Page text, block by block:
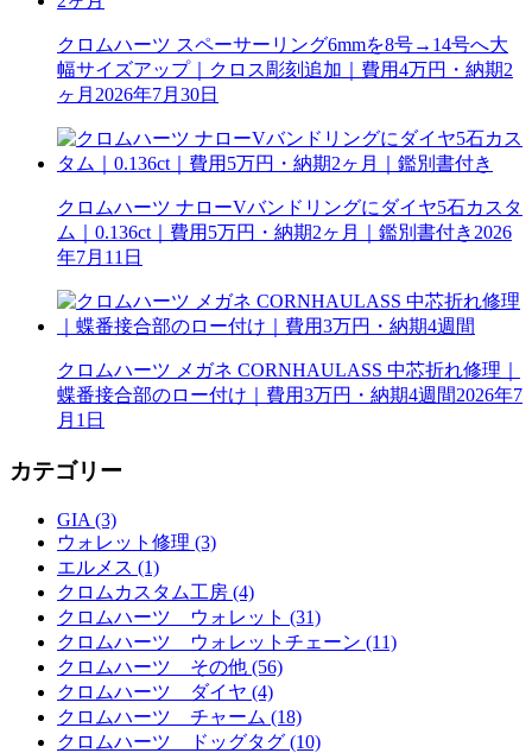
クロムハーツ スペーサーリング6mmを8号→14号へ大
幅サイズアップ｜クロス彫刻追加｜費用4万円・納期2
ヶ月 2026年7月30日
クロムハーツ ナローVバンドリングにダイヤ5石カスタ
ム｜0.136ct｜費用5万円・納期2ヶ月｜鑑別書付き 2026
年7月11日
クロムハーツ メガネ CORNHAULASS 中芯折れ修理｜
蝶番接合部のロー付け｜費用3万円・納期4週間2026年7
月1日
カテゴリー
GIA (3)
ウォレット修理 (3)
エルメス (1)
クロムカスタム工房 (4)
クロムハーツ ウォレット (31)
クロムハーツ ウォレットチェーン (11)
クロムハーツ その他 (56)
クロムハーツ ダイヤ (4)
クロムハーツ チャーム (18)
クロムハーツ ドッグタグ (10)